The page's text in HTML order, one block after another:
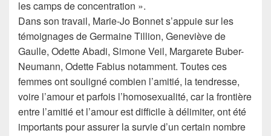
les camps de concentration ».
Dans son travail, Marie-Jo Bonnet s’appuie sur les
témoignages de Germaine Tillion, Geneviève de
Gaulle, Odette Abadi, Simone Veil, Margarete Buber-
Neumann, Odette Fabius notamment. Toutes ces
femmes ont souligné combien l’amitié, la tendresse,
voire l’amour et parfois l’homosexualité, car la frontière
entre l’amitié et l’amour est difficile à délimiter, ont été
importants pour assurer la survie d’un certain nombre